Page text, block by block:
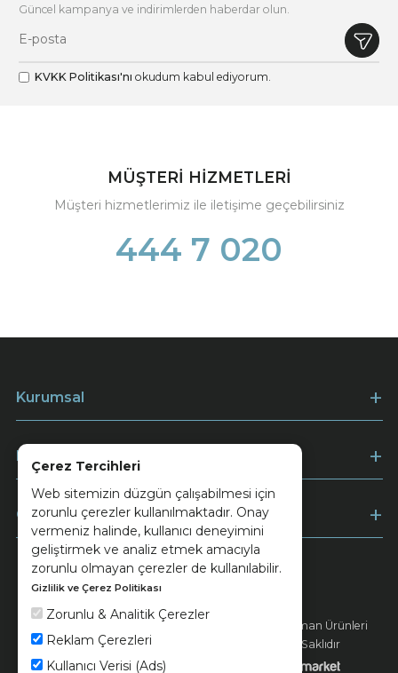
Çerez Tercihleri
Web sitemizin düzgün çalışabilmesi için
zorunlu çerezler kullanılmaktadır. Onay
vermeniz halinde, kullanıcı deneyimini
geliştirmek ve analiz etmek amacıyla
zorunlu olmayan çerezler de kullanılabilir.
Gizlilik ve Çerez Politikası
Zorunlu & Analitik Çerezler
Reklam Çerezleri
Kullanıcı Verisi (Ads)
Güncel kampanya ve indirimlerden haberdar olun.
KVKK Politikası'nı okudum kabul ediyorum.
MÜŞTERİ HİZMETLERİ
Müşteri hizmetlerimiz ile iletişime geçebilirsiniz
444 7 020
Kurumsal
Müşteri Hizmetleri
Ödeme
Keramika Kvkk ve Çerez Politikası
© 2026 Ünsa Madencilik Turizm Enerji Seramik Orman Ürünleri
Elektrik Üretim San. ve Tic. A.Ş. - Tüm Hakları Saklıdır